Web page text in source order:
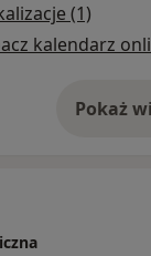
(1)
kalendarz
Pokaż o